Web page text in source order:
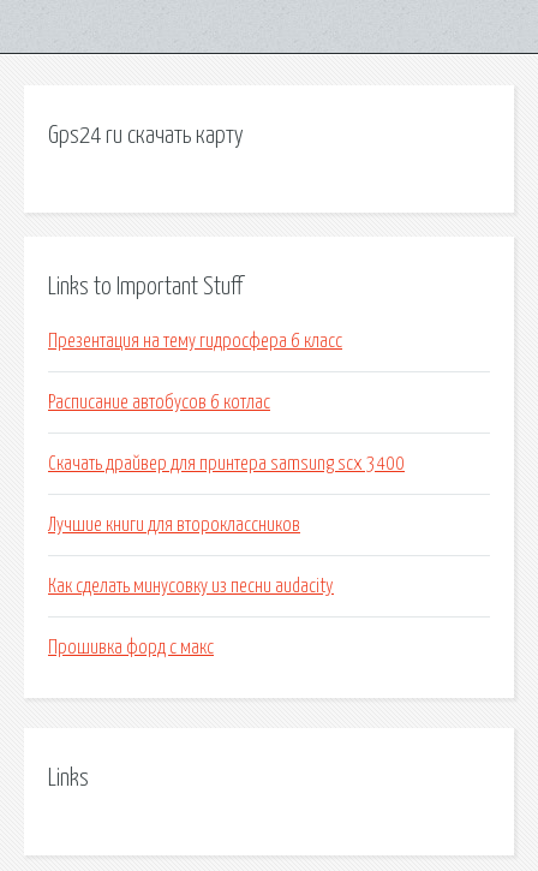
Gps24 ru скачать карту
Links to Important Stuff
Презентация на тему гидросфера 6 класс
Расписание автобусов 6 котлас
Скачать драйвер для принтера samsung scx 3400
Лучшие книги для второклассников
Как сделать минусовку из песни audacity
Прошивка форд с макс
Links